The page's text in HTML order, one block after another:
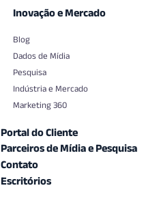
Inovação e Mercado
Blog
Dados de Mídia
Pesquisa
Indústria e Mercado
Marketing 360
Portal do Cliente
Parceiros de Mídia e Pesquisa
Contato
Escritórios